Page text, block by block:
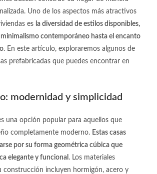
Uno de los aspectos más atractivos
es la diversidad de estilos disponibles,
minimalismo contemporáneo hasta el encanto
. En este artículo, exploraremos algunos de
prefabricadas que puedes encontrar en
modernidad y simplicidad
una opción popular para aquellos que
completamente moderno. Estas casas
por su forma geométrica cúbica que
elegante y funcional . Los materiales
construcción incluyen hormigón, acero y